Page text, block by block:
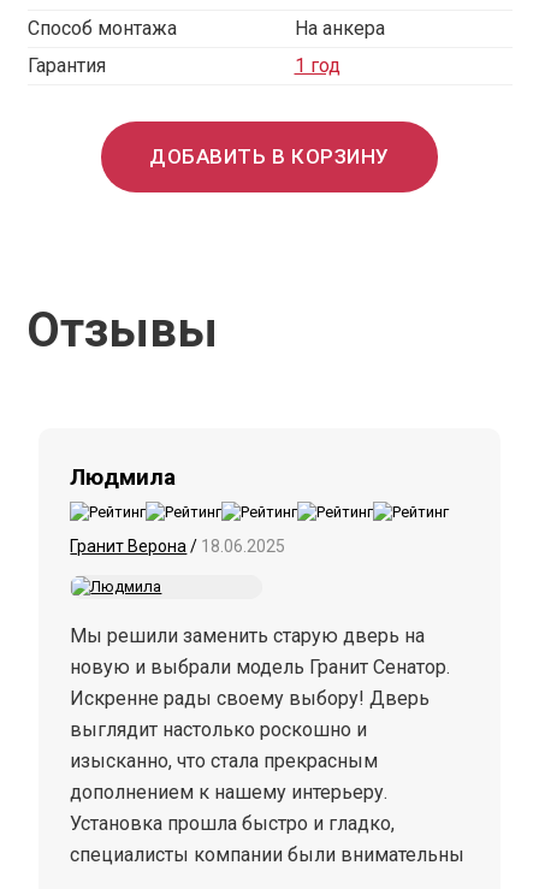
Способ монтажа
На анкера
Гарантия
1 год
ДОБАВИТЬ В КОРЗИНУ
Отзывы
Людмила
Гранит Верона / 18.06.2025
Мы решили заменить старую дверь на
новую и выбрали модель Гранит Сенатор.
Искренне рады своему выбору! Дверь
выглядит настолько роскошно и
изысканно, что стала прекрасным
дополнением к нашему интерьеру.
Установка прошла быстро и гладко,
специалисты компании были внимательны